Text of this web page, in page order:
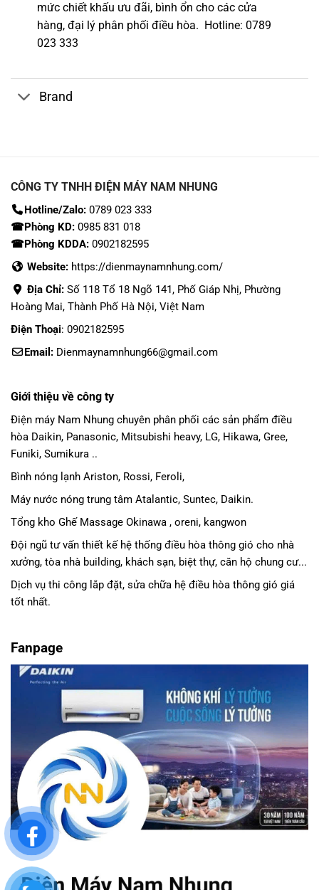
mức chiết khấu ưu đãi, bình ổn cho các cửa
hàng, đại lý phân phối điều hòa. Hotline: 0789
023 333
Brand
CÔNG TY TNHH ĐIỆN MÁY NAM NHUNG
Hotline/Zalo:0789 023 333
☎Phòng KD: 0985 831 018
☎Phòng KDDA: 0902182595
Website: https://dienmaynamnhung.com/
Địa Chỉ: Số 118 Tổ 18 Ngõ 141, Phố Giáp Nhị, Phường
Hoàng Mai, Thành Phố Hà Nội, Việt Nam
Điện Thoại: 0902182595
Email: Dienmaynamnhung66@gmail.com
Giới thiệu về công ty
Điện máy Nam Nhung chuyên phân phối các sản phẩm điều
hòa Daikin, Panasonic, Mitsubishi heavy, LG, Hikawa, Gree,
Funiki, Sumikura ..
Bình nóng lạnh Ariston, Rossi, Feroli,
Máy nước nóng trung tâm Atalantic, Suntec, Daikin.
Tổng kho Ghế Massage Okinawa , oreni, kangwon
Đội ngũ tư vấn thiết kế hệ thống điều hòa thông gió cho nhà
xưởng, tòa nhà building, khách sạn, biệt thự, căn hộ chung cư...
Dịch vụ thi công lắp đặt, sửa chữa hệ điều hòa thông gió giá
tốt nhất.
Fanpage